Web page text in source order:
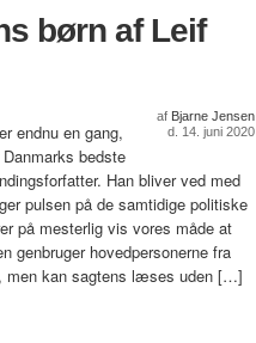
børn af Leif
af Bjarne Jensen
d. 14. juni 2020
endnu en gang,
bedste
Han bliver ved med
pulsen på de samtidige politiske
på mesterlig vis vores måde at
genbruger hovedpersonerne fra
men kan sagtens læses uden […]